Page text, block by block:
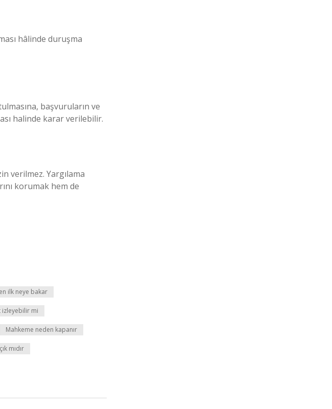
hâlinde duruşma
başvuruların ve
halinde karar verilebilir.
verilmez. Yargılama
korumak hem de
ilk neye bakar
izleyebilir mi
Mahkeme neden kapanır
mıdır